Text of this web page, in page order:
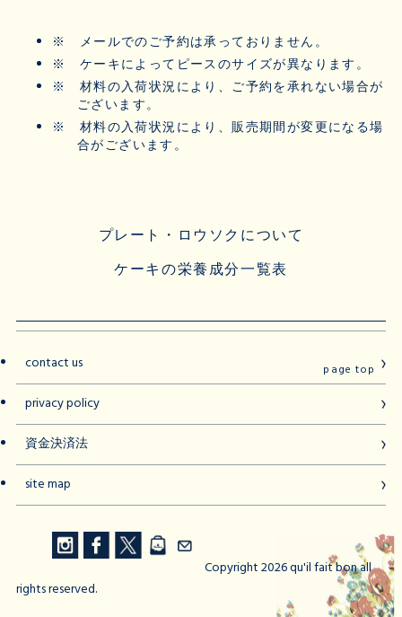
※ メールでのご予約は承っておりません。
※ ケーキによってピースのサイズが異なります。
※ 材料の入荷状況により、ご予約を承れない場合が
ございます。
※ 材料の入荷状況により、販売期間が変更になる場
合がございます。
プレート・ロウソクについて
ケーキの栄養成分一覧表
page top
contact us
privacy policy
資金決済法
site map
Copyright 2026 qu'il fait bon all
rights reserved.